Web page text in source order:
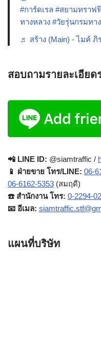
#การ์ดเรล #สยามทราฟ
ทางหลวง #วัยรุ่นกรมทา
♬ สร้าง (Main) - ไมค์ ภิ
สอบถามรายละเอียด
📲 LINE ID: @siamtraffic /
📱 ฝ่ายขาย โทร/LINE: 06-
06-6162-5353 (สมฤดี)
☎️ สำนักงาน โทร: 0-2294-
📧 อีเมล:
แผนที่บริษัท